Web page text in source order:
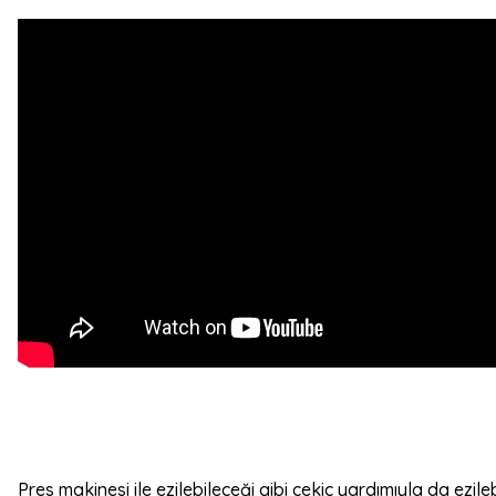
Pres makinesi ile ezilebileceği gibi çekiç yardımıyla da